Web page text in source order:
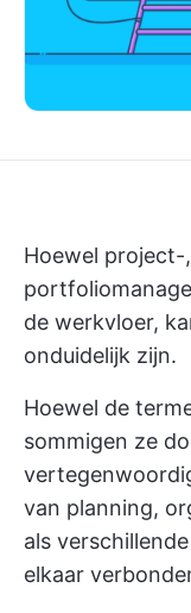
Hoewel
de werkvloer,
onduidelijk zijn.
Hoewel de
sommigen ze
van planning,
als
elkaar